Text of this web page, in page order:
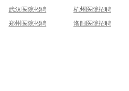
武汉医院招聘
杭州医院招聘
郑州医院招聘
洛阳医院招聘